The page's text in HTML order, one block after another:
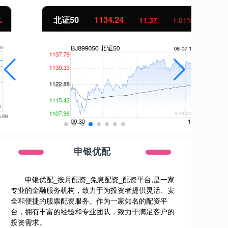
1134.24 11.37 1.01%
申银优配
申银优配_按月配资_免息配资_配资平台,是一家
专业的金融服务机构，致力于为投资者提供灵活、安
全和便捷的股票配资服务。作为一家知名的配资平
台，拥有丰富的经验和专业团队，致力于满足客户的
投资需求。